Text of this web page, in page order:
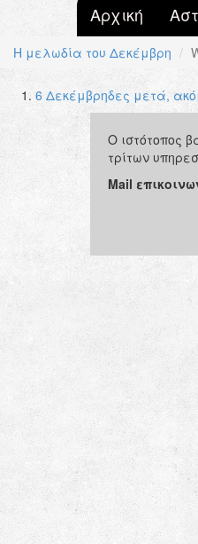
Αρχική
Η μελωδία του Δεκέμβρη
Primary tabs
6 Δεκέμβρηδες μετά,
Ο ιστότοπος
τρίτων
Mail